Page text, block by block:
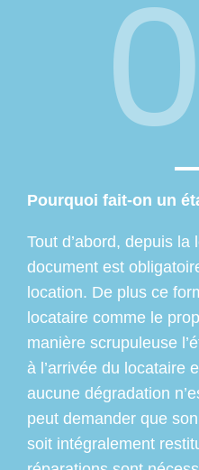
Pourquoi fait-on un
Tout d’abord, depuis la
document est
location. De plus ce
locataire comme le
manière scrupuleuse
à l’arrivée du locataire
aucune dégradation
peut demander que
soit intégralement